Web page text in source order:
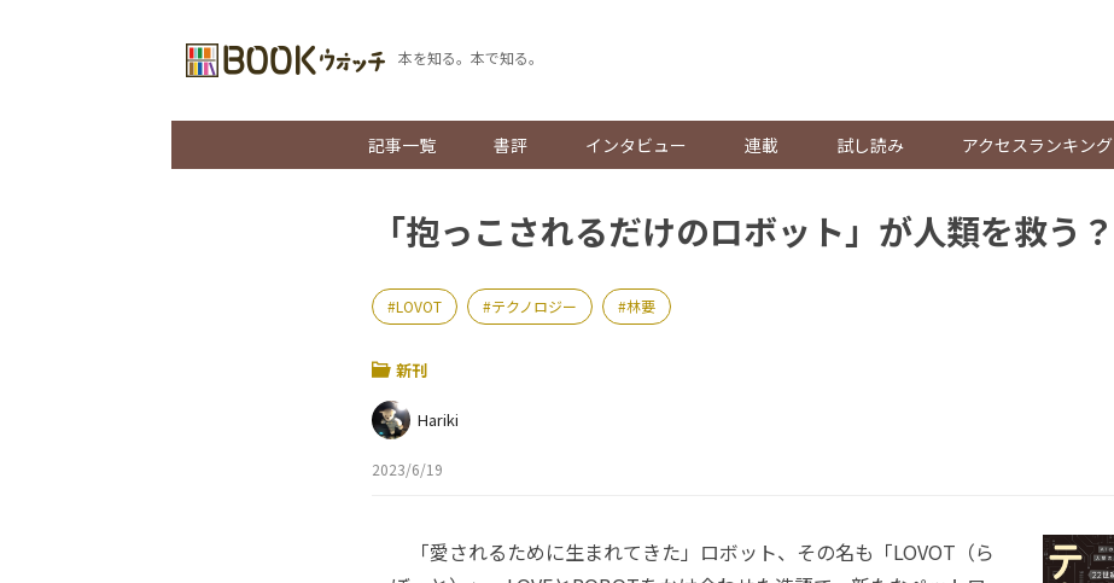
本を知る。本で知る。
記事一覧 書評 インタビュー 連載 試し読み アクセスランキング
「抱っこされるだけのロボット」が人類を救う？
LOVOT テクノロジー 林要
新刊
Hariki
2023/6/19
「愛されるために生まれてきた」ロボット、その名も「LOVOT（ら